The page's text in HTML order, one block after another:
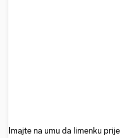
Imajte na umu da limenku